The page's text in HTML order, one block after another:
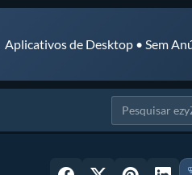
Aplicativos de Desktop • Sem